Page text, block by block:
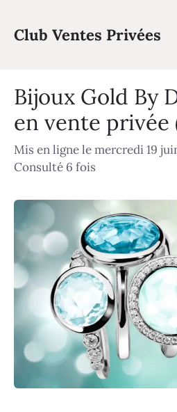
contenu
Club Ventes Privées
Bijoux Gold By
en vente privée
Mis en ligne le mercredi 19
Consulté 6 fois